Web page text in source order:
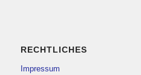
RECHTLICHES
Impressum